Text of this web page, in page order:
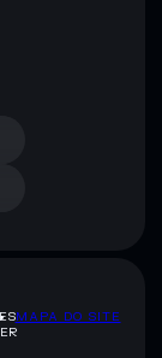
MAPA DO SITE